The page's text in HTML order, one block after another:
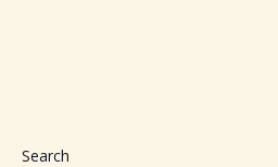
Search